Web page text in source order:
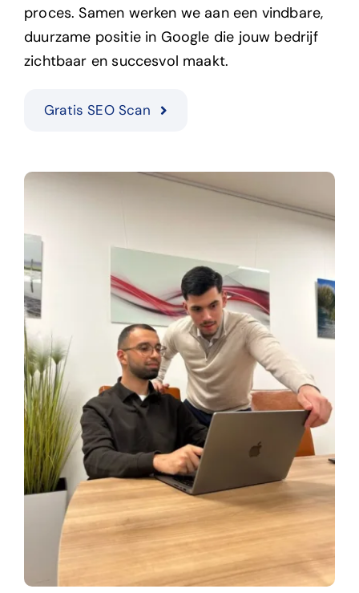
proces. Samen werken we aan een vindbare,
duurzame positie in Google die jouw bedrijf
zichtbaar en succesvol maakt.
Gratis SEO Scan